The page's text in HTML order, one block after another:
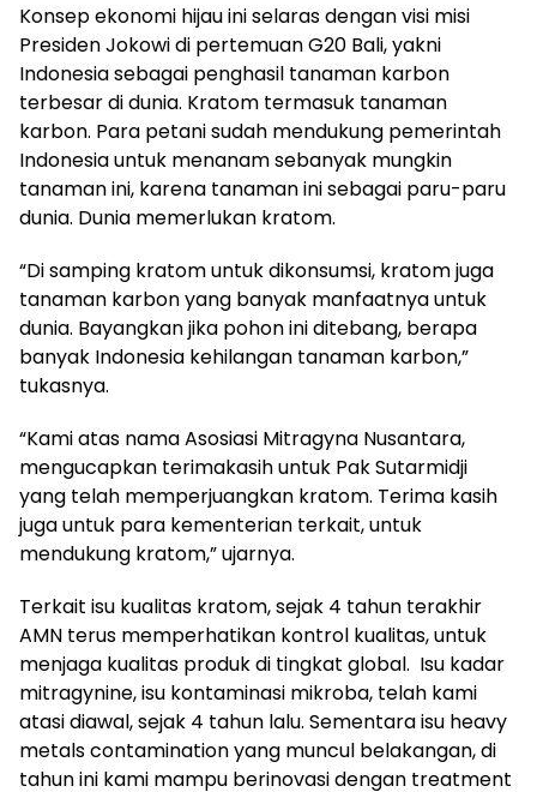
Konsep ekonomi hijau ini selaras dengan visi misi
Presiden Jokowi di pertemuan G20 Bali, yakni
Indonesia sebagai penghasil tanaman karbon
terbesar di dunia. Kratom termasuk tanaman
karbon. Para petani sudah mendukung pemerintah
Indonesia untuk menanam sebanyak mungkin
tanaman ini, karena tanaman ini sebagai paru-paru
dunia. Dunia memerlukan kratom.
“Di samping kratom untuk dikonsumsi, kratom juga
tanaman karbon yang banyak manfaatnya untuk
dunia. Bayangkan jika pohon ini ditebang, berapa
banyak Indonesia kehilangan tanaman karbon,”
tukasnya.
“Kami atas nama Asosiasi Mitragyna Nusantara,
mengucapkan terimakasih untuk Pak Sutarmidji
yang telah memperjuangkan kratom. Terima kasih
juga untuk para kementerian terkait, untuk
mendukung kratom,” ujarnya.
Terkait isu kualitas kratom, sejak 4 tahun terakhir
AMN terus memperhatikan kontrol kualitas, untuk
menjaga kualitas produk di tingkat global. Isu kadar
mitragynine, isu kontaminasi mikroba, telah kami
atasi diawal, sejak 4 tahun lalu. Sementara isu heavy
metals contamination yang muncul belakangan, di
tahun ini kami mampu berinovasi dengan treatment